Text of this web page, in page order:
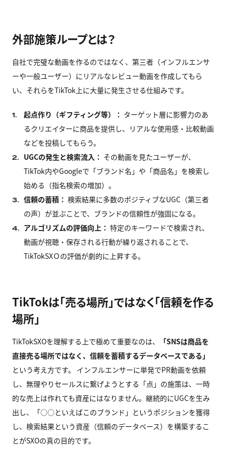
外部施策ループとは？
自社で完璧な動画を作るのではなく、第三者（インフルエンサ
ーや一般ユーザー）にリアルなレビュー動画を作成してもら
い、それらをTikTok上に大量に発生させる仕組みです。
1. 起点作り（ギフティング等）： ターゲット層に影響力のあ
るクリエイターに商品を提供し、リアルな使用感・比較動画
などを投稿してもらう。
2. UGCの発生と検索流入： その動画を見たユーザーが、
TikTok内やGoogleで「ブランド名」や「商品名」を検索し
始める（指名検索の増加）。
3. 信頼の蓄積： 検索結果に多数のポジティブなUGC（第三者
の声）が並ぶことで、ブランドの信頼性が強固になる。
4. アルゴリズムの評価向上： 特定のキーワードで検索され、
動画が視聴・保存される行動が繰り返されることで、
TikTokSXＯの評価が劇的に上昇する。
TikTokは「売る場所」ではなく「信頼を作る
場所」
TikTokSXOを理解する上で極めて重要なのは、
「SNSは商品を
直接売る場所ではなく、信頼を蓄積するデータベースである」
という考え方です。 インフルエンサーに単発でPR動画を依頼
し、無理やりセールスに繋げようとする「点」の施策は、一時
的な売上は作れても資産にはなりません。継続的にUGCを生み
出し、「○○といえばこのブランド」というポジションを獲得
し、検索結果という資産（信頼のデータベース）を構築するこ
とがSXOの真の目的です。